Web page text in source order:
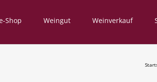
Shop Weingut Weinverkauf